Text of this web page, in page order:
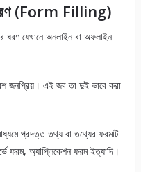
(Form Filling)
যেখানে অনলাইন বা অফলাইন
জনপ্রিয়। এই জব তা দুই ভাবে করা
প্রদত্ত তথ্য বা তথ্যের ফরমটি
ফরম, অ্যাপ্লিকেশন ফরম ইত্যাদি।